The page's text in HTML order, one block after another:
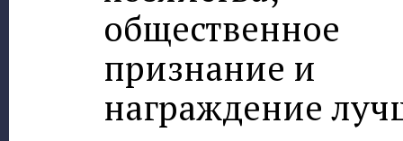
общественное
признание и
награждение